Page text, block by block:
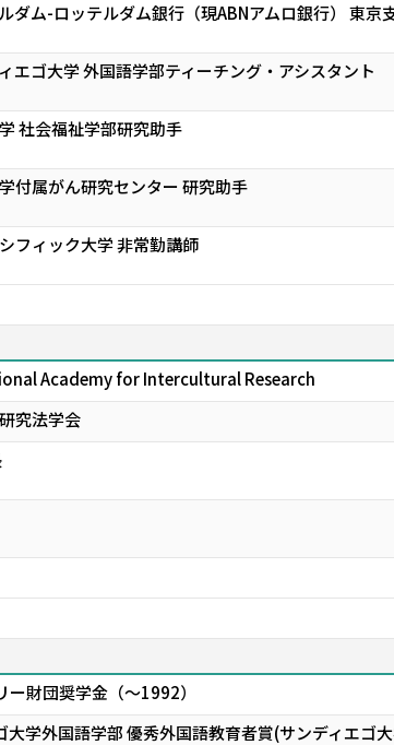
ダム-ロッテルダム銀行（現ABNアムロ銀行） 東京
エゴ大学 外国語学部ティーチング・アシスタント
社会福祉学部研究助手
付属がん研究センター 研究助手
フィック大学 非常勤講師
Academy for Intercultural Research
究法学会
ー財団奨学金（～1992）
大学外国語学部 優秀外国語教育者賞(サンディエゴ大